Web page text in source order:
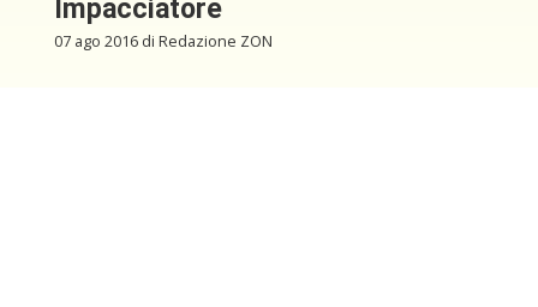
Impacciatore
07 ago 2016 di Redazione ZON